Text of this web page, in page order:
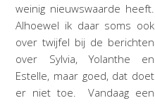
weinig nieuwswaarde heeft.
Alhoewel ik daar soms ook
over twijfel bij de berichten
over Sylvia, Yolanthe en
Estelle, maar goed, dat doet
er niet toe. Vandaag een